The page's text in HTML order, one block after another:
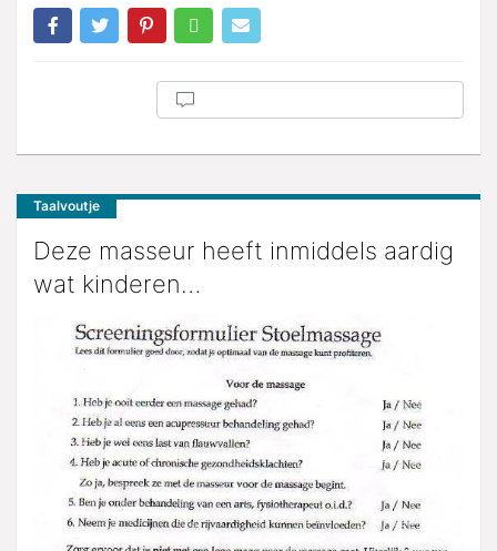
Taalvoutje
Deze masseur heeft inmiddels aardig
wat kinderen…